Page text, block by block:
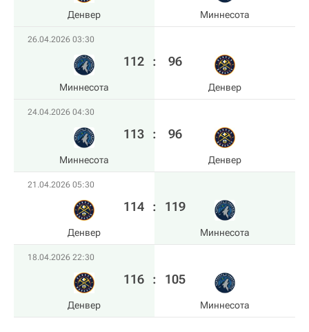
Денвер Миннесота
26.04.2026 03:30
Миннесота
112 : 96
Денвер
24.04.2026 04:30
Миннесота
113 : 96
Денвер
21.04.2026 05:30
Денвер
114 : 119
Миннесота
18.04.2026 22:30
Денвер
116 : 105
Миннесота